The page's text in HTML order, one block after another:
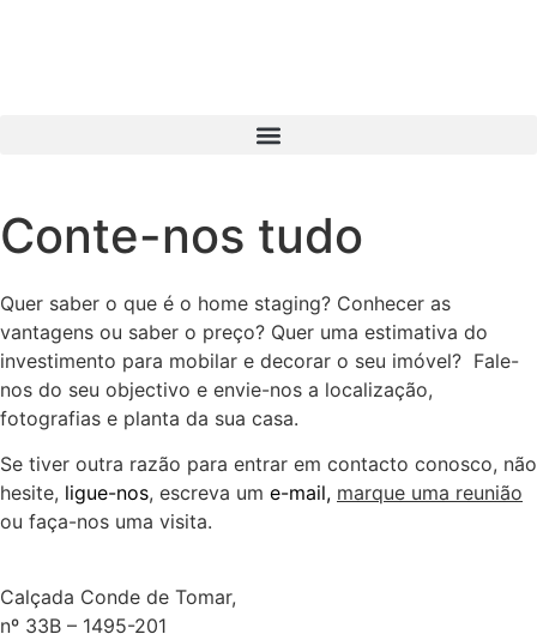
Conte-nos tudo
Quer saber o que é o home staging? Conhecer as
vantagens ou saber o preço? Quer uma estimativa do
investimento para mobilar e decorar o seu imóvel? Fale-
nos do seu objectivo e envie-nos a localização,
fotografias e planta da sua casa.
Se tiver outra razão para entrar em contacto conosco, não
hesite, ligue-nos, escreva um e-mail, marque uma reunião
ou faça-nos uma visita.
Calçada Conde de Tomar,
nº 33B – 1495-201